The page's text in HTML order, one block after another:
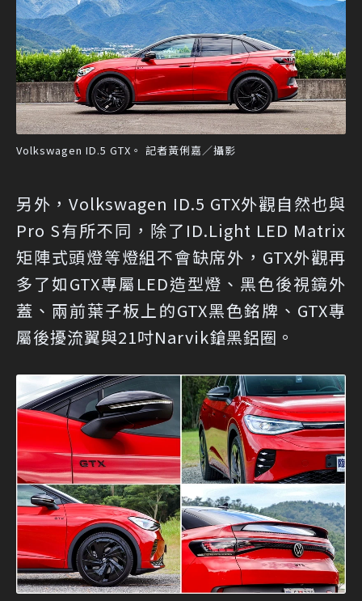
Volkswagen ID.5 GTX。 記者黃俐嘉／攝影
另外，Volkswagen ID.5 GTX外觀自然也與
Pro S有所不同，除了ID.Light LED Matrix
矩陣式頭燈等燈組不會缺席外，GTX外觀再
多了如GTX專屬LED造型燈、黑色後視鏡外
蓋、兩前葉子板上的GTX黑色銘牌、GTX專
屬後擾流翼與21吋Narvik鎗黑鋁圈。